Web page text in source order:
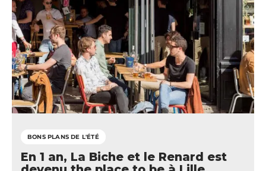
BONS PLANS DE L'ÉTÉ
En 1 an, La Biche et le Renard est